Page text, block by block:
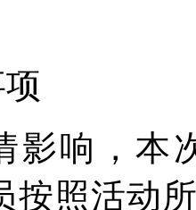
影响，本
按照活动